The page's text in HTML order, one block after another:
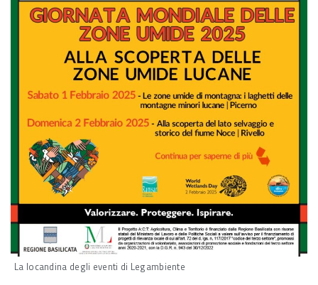
La locandina degli eventi di Legambiente